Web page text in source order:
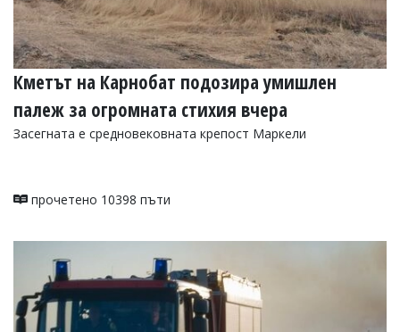
Кметът на Карнобат подозира умишлен
палеж за огромната стихия вчера
Засегната е средновековната крепост Маркели
прочетено 10398 пъти